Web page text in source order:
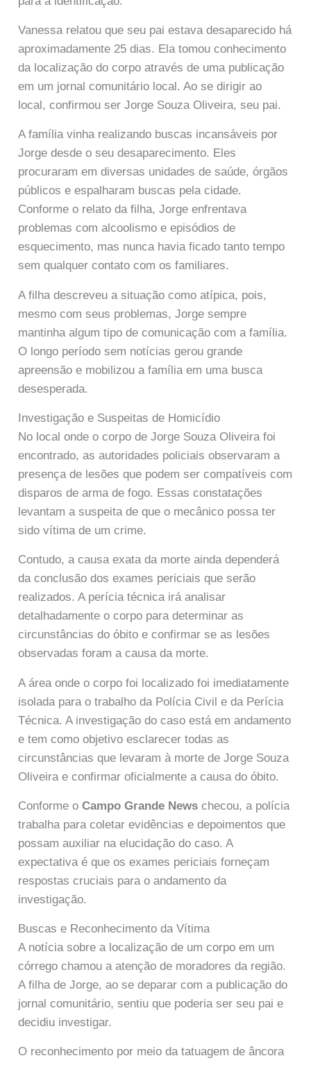
Vanessa relatou que seu pai estava desaparecido há
aproximadamente 25 dias. Ela tomou conhecimento
da localização do corpo através de uma publicação
em um jornal comunitário local. Ao se dirigir ao
local, confirmou ser Jorge Souza Oliveira, seu pai.
A família vinha realizando buscas incansáveis por
Jorge desde o seu desaparecimento. Eles
procuraram em diversas unidades de saúde, órgãos
públicos e espalharam buscas pela cidade.
Conforme o relato da filha, Jorge enfrentava
problemas com alcoolismo e episódios de
esquecimento, mas nunca havia ficado tanto tempo
sem qualquer contato com os familiares.
A filha descreveu a situação como atípica, pois,
mesmo com seus problemas, Jorge sempre
mantinha algum tipo de comunicação com a família.
O longo período sem notícias gerou grande
apreensão e mobilizou a família em uma busca
desesperada.
Investigação e Suspeitas de Homicídio
No local onde o corpo de Jorge Souza Oliveira foi
encontrado, as autoridades policiais observaram a
presença de lesões que podem ser compatíveis com
disparos de arma de fogo. Essas constatações
levantam a suspeita de que o mecânico possa ter
sido vítima de um crime.
Contudo, a causa exata da morte ainda dependerá
da conclusão dos exames periciais que serão
realizados. A perícia técnica irá analisar
detalhadamente o corpo para determinar as
circunstâncias do óbito e confirmar se as lesões
observadas foram a causa da morte.
A área onde o corpo foi localizado foi imediatamente
isolada para o trabalho da Polícia Civil e da Perícia
Técnica. A investigação do caso está em andamento
e tem como objetivo esclarecer todas as
circunstâncias que levaram à morte de Jorge Souza
Oliveira e confirmar oficialmente a causa do óbito.
Conforme oCampo Grande News checou, a polícia
trabalha para coletar evidências e depoimentos que
possam auxiliar na elucidação do caso. A
expectativa é que os exames periciais forneçam
respostas cruciais para o andamento da
investigação.
Buscas e Reconhecimento da Vítima
A notícia sobre a localização de um corpo em um
córrego chamou a atenção de moradores da região.
A filha de Jorge, ao se deparar com a publicação do
jornal comunitário, sentiu que poderia ser seu pai e
decidiu investigar.
O reconhecimento por meio da tatuagem de âncora